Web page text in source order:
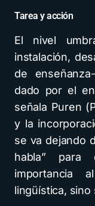
Tarea y acción
El nivel
instalación,
de
dado por el
señala Puren
y la
se va dejando
habla”
importancia
lingüística, sino